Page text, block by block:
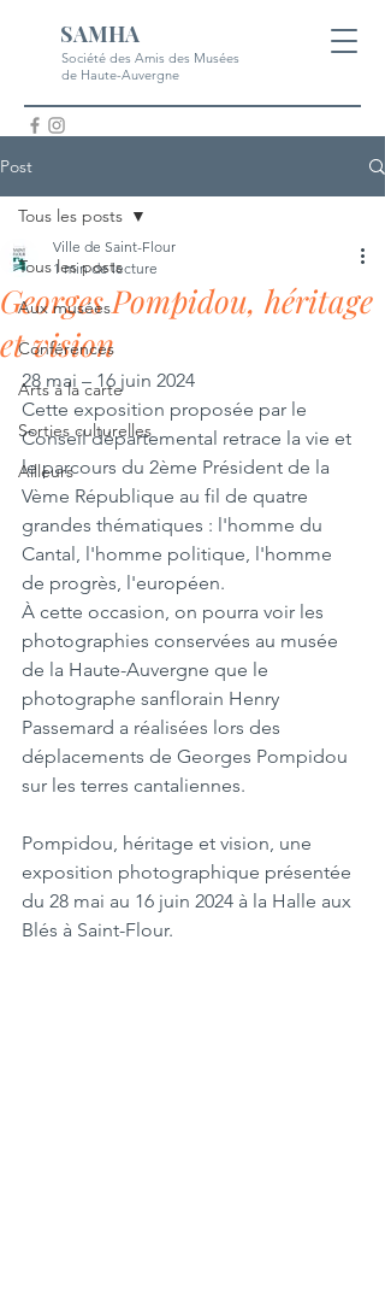
SAMHA
Société des Amis des Musées
de Haute-Auvergne
Post
Tous les posts
Aux musées
Conférences
Arts à la carte
Sorties culturelles
Ailleurs
Tous les posts
Georges Pompidou, héritage
et vision
Ville de Saint-Flour
1 min de lecture
28 mai – 16 juin 2024
Cette exposition proposée par le
Conseil départemental retrace la vie et
le parcours du 2ème Président de la
Vème République au fil de quatre
grandes thématiques : l'homme du
Cantal, l'homme politique, l'homme
de progrès, l'européen.
À cette occasion, on pourra voir les
photographies conservées au musée
de la Haute-Auvergne que le
photographe sanflorain Henry
Passemard a réalisées lors des
déplacements de Georges Pompidou
sur les terres cantaliennes.
Pompidou, héritage et vision, une
exposition photographique présentée
du 28 mai au 16 juin 2024 à la Halle aux
Blés à Saint-Flour.